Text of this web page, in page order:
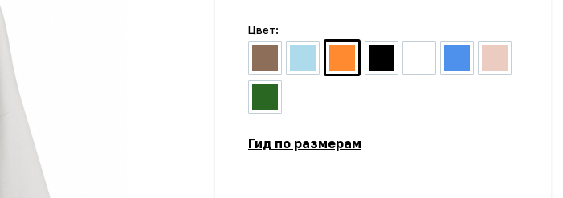
Цвет:
Гид по размерам